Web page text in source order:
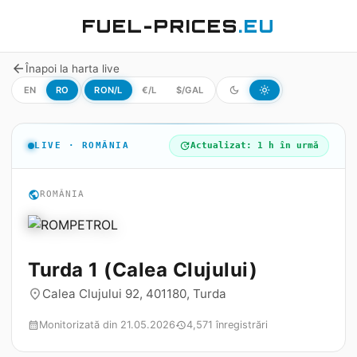
FUEL-PRICES.EU
arrow_backÎnapoi la harta live
EN RO RON/L €/L $/GAL dark_mode light_mode
LIVE · ROMÂNIA updateActualizat: 1 h în urmă
publicROMÂNIA
Turda 1 (Calea Clujului)
place Calea Clujului 92, 401180, Turda
calendar_monthMonitorizată din 21.05.2026history4,571 înregistrări